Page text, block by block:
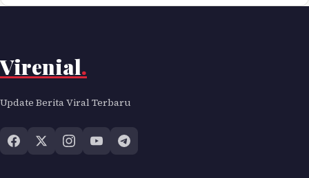
Virenial.
Update Berita Viral Terbaru